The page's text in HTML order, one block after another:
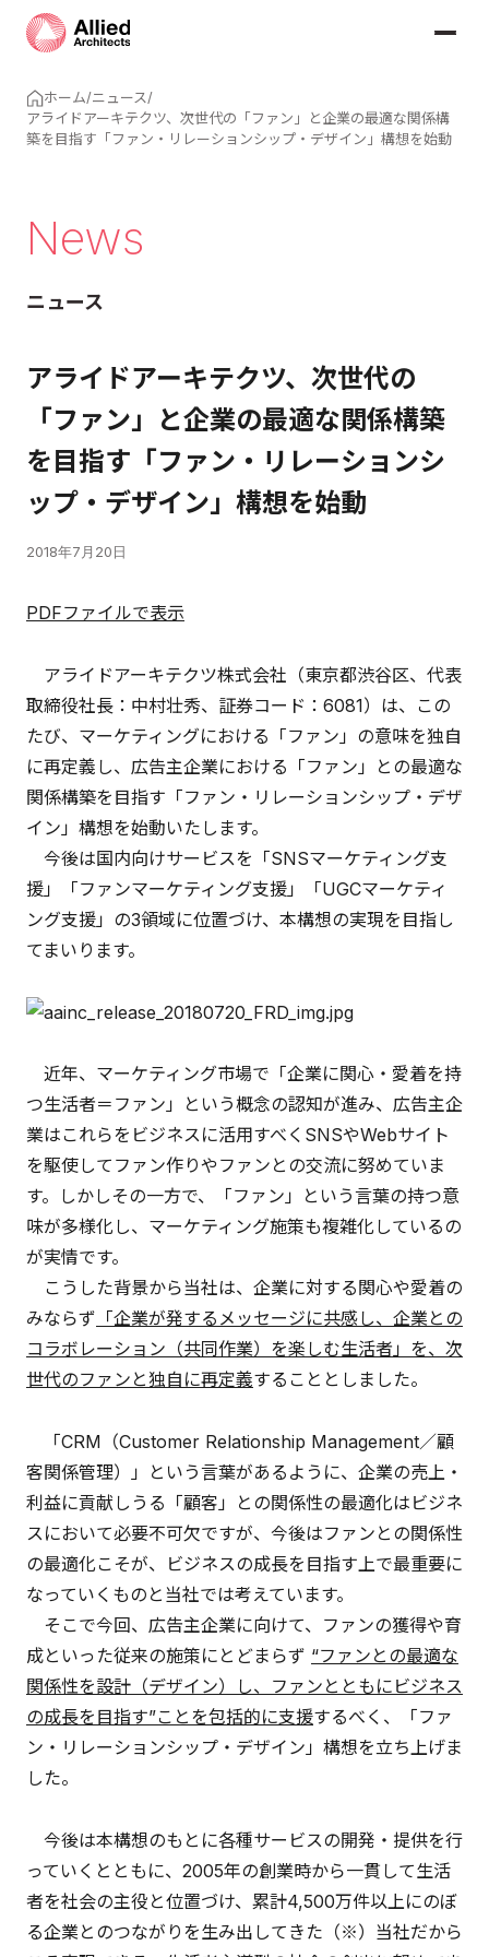
ホーム/ニュース/
アライドアーキテクツ、次世代の「ファン」と企業の最適な関係構
築を目指す「ファン・リレーションシップ・デザイン」構想を始動
News
ニュース
アライドアーキテクツ、次世代の
「ファン」と企業の最適な関係構築
を目指す「ファン・リレーションシ
ップ・デザイン」構想を始動
2018年7月20日
PDFファイルで表示
アライドアーキテクツ株式会社（東京都渋谷区、代表
取締役社長：中村壮秀、証券コード：6081）は、この
たび、マーケティングにおける「ファン」の意味を独自
に再定義し、広告主企業における「ファン」との最適な
関係構築を目指す「ファン・リレーションシップ・デザ
イン」構想を始動いたします。
今後は国内向けサービスを「SNSマーケティング支
援」「ファンマーケティング支援」「UGCマーケティ
ング支援」の3領域に位置づけ、本構想の実現を目指し
てまいります。
近年、マーケティング市場で「企業に関心・愛着を持
つ生活者＝ファン」という概念の認知が進み、広告主企
業はこれらをビジネスに活用すべくSNSやWebサイト
を駆使してファン作りやファンとの交流に努めていま
す。しかしその一方で、「ファン」という言葉の持つ意
味が多様化し、マーケティング施策も複雑化しているの
が実情です。
こうした背景から当社は、企業に対する関心や愛着の
みならず 「企業が発するメッセージに共感し、企業との
コラボレーション（共同作業）を楽しむ生活者」を、次
世代のファンと独自に再定義することとしました。
「CRM（Customer Relationship Management／顧
客関係管理）」という言葉があるように、企業の売上・
利益に貢献しうる「顧客」との関係性の最適化はビジネ
スにおいて必要不可欠ですが、今後はファンとの関係性
の最適化こそが、ビジネスの成長を目指す上で最重要に
なっていくものと当社では考えています。
そこで今回、広告主企業に向けて、ファンの獲得や育
成といった従来の施策にとどまらず “ファンとの最適な
関係性を設計（デザイン）し、ファンとともにビジネス
の成長を目指す”ことを包括的に支援するべく、「ファ
ン・リレーションシップ・デザイン」構想を立ち上げま
した。
今後は本構想のもとに各種サービスの開発・提供を行
っていくとともに、2005年の創業時から一貫して生活
者を社会の主役と位置づけ、累計4,500万件以上にのぼ
る企業とのつながりを生み出してきた（※）当社だから